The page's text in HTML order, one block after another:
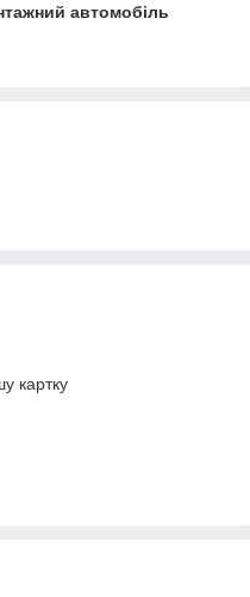
автомобіль
картку